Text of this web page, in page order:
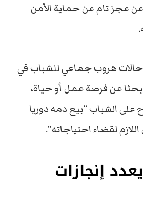
عجز تام عن حماية الأمن
حالات هروب جماعي للشباب في
عن فرصة عمل أو حياة،
على الشباب “بيع دمه دوريا
لقضاء احتياجاته”.
إنجازات